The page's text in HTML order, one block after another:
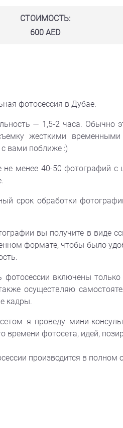
СТОИМОСТЬ:
600 AED
фотосессия в Дубае.
— 1,5-2 часа. Обычно
жесткими
вами поближе :)
не менее 40-50 фотографий с
срок обработки
вы получите в виде
формате, чтобы было
фотосессии включены
осуществляю
кадры.
я проведу мини-
времени фотосета, идей,
производится в полном